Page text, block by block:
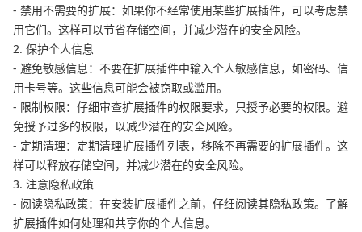
- 禁用不需要的扩展：如果你不经常使用某些扩展插件，可以考虑禁
用它们。这样可以节省存储空间，并减少潜在的安全风险。
2. 保护个人信息
- 避免敏感信息：不要在扩展插件中输入个人敏感信息，如密码、信
用卡号等。这些信息可能会被窃取或滥用。
- 限制权限：仔细审查扩展插件的权限要求，只授予必要的权限。避
免授予过多的权限，以减少潜在的安全风险。
- 定期清理：定期清理扩展插件列表，移除不再需要的扩展插件。这
样可以释放存储空间，并减少潜在的安全风险。
3. 注意隐私政策
- 阅读隐私政策：在安装扩展插件之前，仔细阅读其隐私政策。了解
扩展插件如何处理和共享你的个人信息。